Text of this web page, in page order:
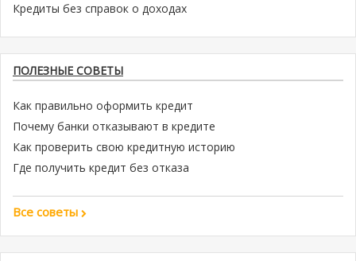
Кредиты без справок о доходах
ПОЛЕЗНЫЕ СОВЕТЫ
Как правильно оформить кредит
Почему банки отказывают в кредите
Как проверить свою кредитную историю
Где получить кредит без отказа
Все советы